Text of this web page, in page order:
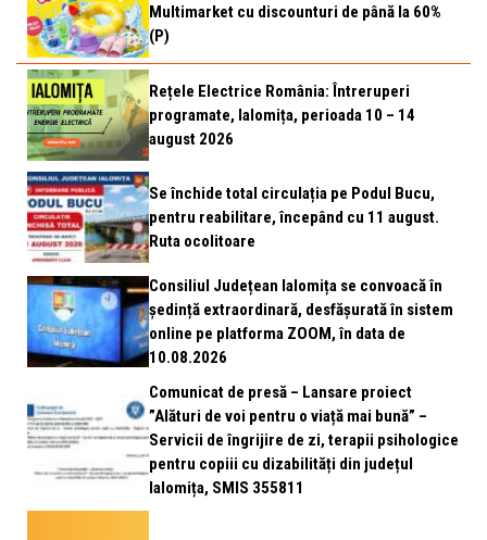
Multimarket cu discounturi de până la 60%
(P)
Rețele Electrice România: Întreruperi
programate, Ialomița, perioada 10 – 14
august 2026
Se închide total circulația pe Podul Bucu,
pentru reabilitare, începând cu 11 august.
Ruta ocolitoare
Consiliul Județean Ialomița se convoacă în
ședință extraordinară, desfășurată în sistem
online pe platforma ZOOM, în data de
10.08.2026
Comunicat de presă – Lansare proiect
”Alături de voi pentru o viață mai bună” –
Servicii de îngrijire de zi, terapii psihologice
pentru copiii cu dizabilități din județul
Ialomița, SMIS 355811